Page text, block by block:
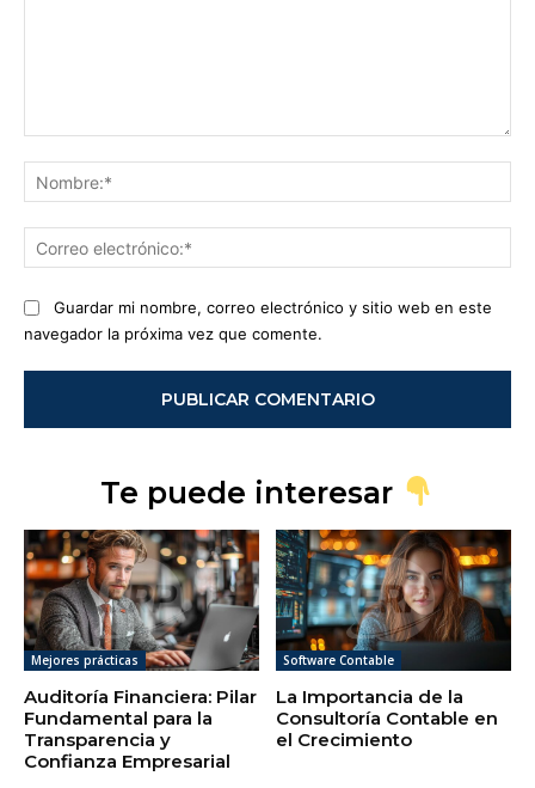
Guardar mi nombre, correo electrónico y sitio web en este
navegador la próxima vez que comente.
Te puede interesar
Mejores prácticas
Auditoría Financiera: Pilar
Fundamental para la
Transparencia y
Confianza Empresarial
Software Contable
La Importancia de la
Consultoría Contable en
el Crecimiento